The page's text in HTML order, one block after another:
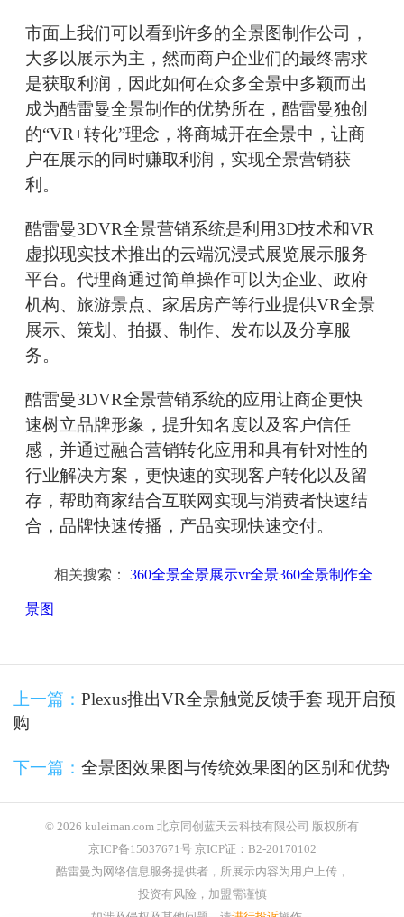
市面上我们可以看到许多的全景图制作公司，
大多以展示为主，然而商户企业们的最终需求
是获取利润，因此如何在众多全景中多颖而出
成为酷雷曼全景制作的优势所在，酷雷曼独创
的“VR+转化”理念，将商城开在全景中，让商
户在展示的同时赚取利润，实现全景营销获
利。
酷雷曼3DVR全景营销系统是利用3D技术和VR
虚拟现实技术推出的云端沉浸式展览展示服务
平台。代理商通过简单操作可以为企业、政府
机构、旅游景点、家居房产等行业提供VR全景
展示、策划、拍摄、制作、发布以及分享服
务。
酷雷曼3DVR全景营销系统的应用让商企更快
速树立品牌形象，提升知名度以及客户信任
感，并通过融合营销转化应用和具有针对性的
行业解决方案，更快速的实现客户转化以及留
存，帮助商家结合互联网实现与消费者快速结
合，品牌快速传播，产品实现快速交付。
相关搜索： 360全景全景展示vr全景360全景制作全
景图
上一篇： Plexus推出VR全景触觉反馈手套 现开启预
购
下一篇： 全景图效果图与传统效果图的区别和优势
© 2026 kuleiman.com 北京同创蓝天云科技有限公司 版权所有
京ICP备15037671号 京ICP证：B2-20170102
酷雷曼为网络信息服务提供者，所展示内容为用户上传，
投资有风险，加盟需谨慎